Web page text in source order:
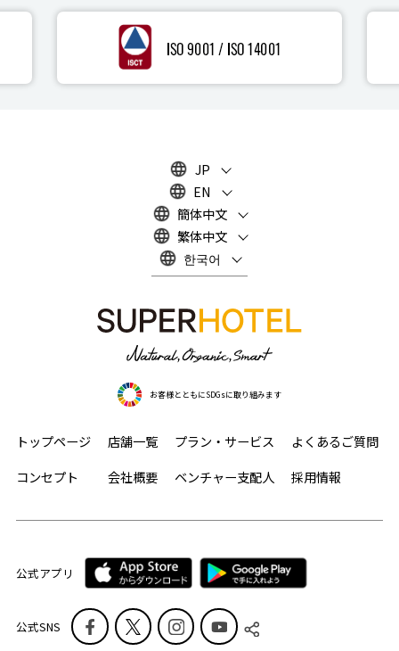
JP
EN
簡体中文
繁体中文
한국어
お客様とともにSDGsに取り組みます
トップページ 店舗一覧 プラン・サービス
よくあるご質問
コンセプト
会社概要 ベンチャー支配人 採用情報
公式アプリ
公式SNS